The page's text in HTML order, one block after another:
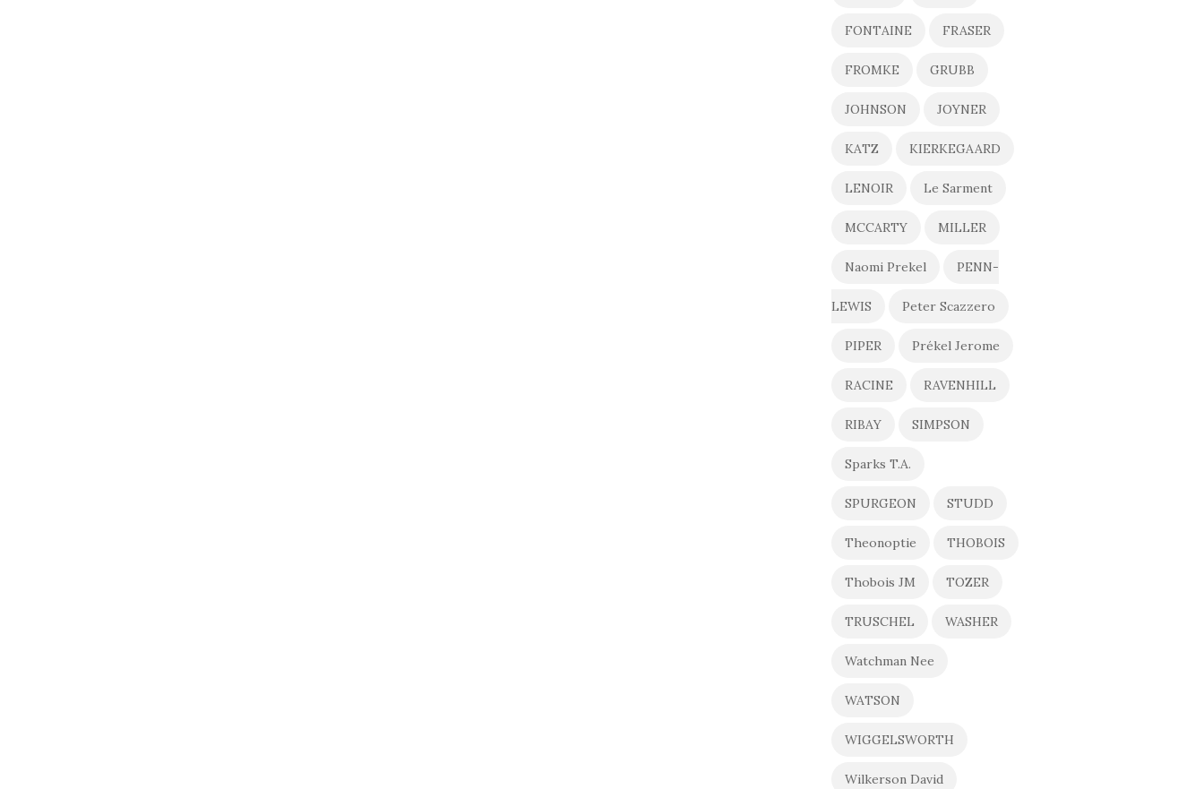
FONTAINE FRASER
FROMKE GRUBB
JOHNSON JOYNER
KATZ KIERKEGAARD
LENOIR Le Sarment
MCCARTY MILLER
Naomi Prekel PENN-
LEWIS Peter Scazzero
PIPER Prékel Jerome
RACINE RAVENHILL
RIBAY SIMPSON
Sparks T.A.
SPURGEON STUDD
Theonoptie THOBOIS
Thobois JM TOZER
TRUSCHEL WASHER
Watchman Nee
WATSON
WIGGELSWORTH
Wilkerson David